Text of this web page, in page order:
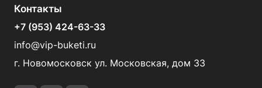
Контакты
+7 (953) 424-63-33
info@vip-buketi.ru
г. Новомосковск ул. Московская, дом 33